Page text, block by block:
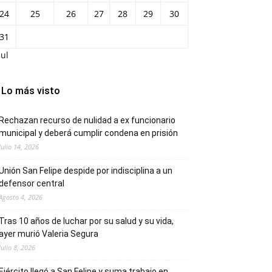
25 26 27 28 29
30
Lo más visto
recurso de nulidad a ex funcionario
y deberá cumplir condena en prisión
14, 2026
San Felipe despide por indisciplina a un
central
4, 2026
10 años de luchar por su salud y su vida,
murió Valeria Segura
8, 2026